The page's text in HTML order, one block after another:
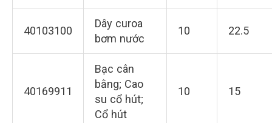
40103100
Dây curoa
bơm nước
10 22.5
40169911
Bạc cân
bằng; Cao
su cổ hút;
Cổ hút
10 15